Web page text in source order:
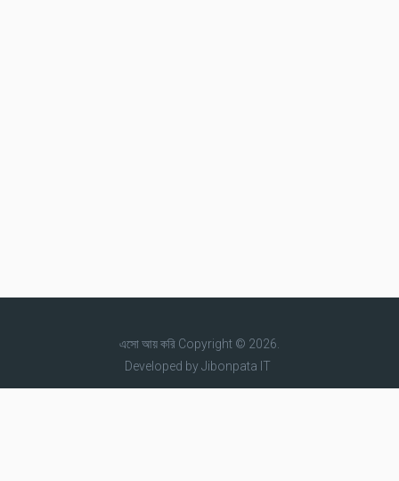
এসো আয় করিCopyright © 2026.
Developed byJibonpata IT